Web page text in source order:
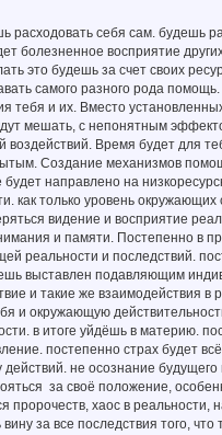
расходовать себя сам. будешь
болезненное восприятие
это будешь за счет своих
самого разного рода
тебя и их. Вместо
мешать, с непонятным
воздействий. Время будет для
Создание механизмов
направлено на
как только уровень
видение и восприятие
и памяти. Постепенно в
реальности и последствий.
выставлен подавляющим
и такие же взаимодействия в
и окружающую
в итоге уйдёшь в материю.
постепенно страх будет
не осознание
за своё положение,
хаос в реальности,
за все последствия того,